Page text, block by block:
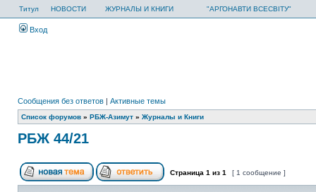
Титул НОВОСТИ ЖУРНАЛЫ И КНИГИ "АРГОНАВТИ ВСЕСВІТУ"
Вход
Сообщения без ответов | Активные темы
Список форумов » РБЖ-Азимут » Журналы и Книги
РБЖ 44/21
Страница 1 из 1 [ 1 сообщение ]